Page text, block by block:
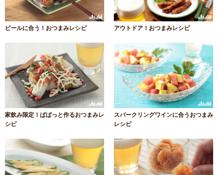
ビールに合う！おつまみレシピ アウトドア！おつまみレシピ
家飲み限定！ぱぱっと作るおつまみレ
シピ
スパークリングワインに合うおつまみ
レシピ